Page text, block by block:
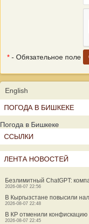
* - Обязательное поле
English
ПОГОДА В БИШКЕКЕ
Погода в Бишкеке
ССЫЛКИ
ЛЕНТА НОВОСТЕЙ
Безлимитный ChatGPT:
2026-08-07 22:56
В Кыргызстане повысили
2026-08-07 22:48
В КР отменили конфискацию
2026-08-07 22:45